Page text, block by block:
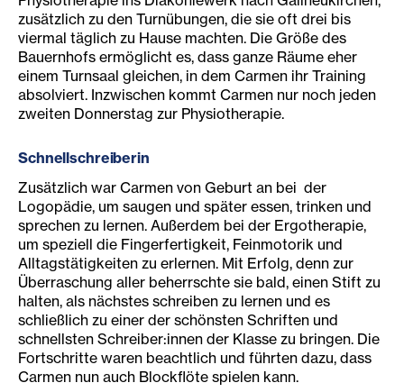
zusätzlich zu den Turnübungen, die sie oft drei bis
viermal täglich zu Hause machten. Die Größe des
Bauernhofs ermöglicht es, dass ganze Räume eher
einem Turnsaal gleichen, in dem Carmen ihr Training
absolviert. Inzwischen kommt Carmen nur noch jeden
zweiten Donnerstag zur Physiotherapie.
Schnellschreiberin
Zusätzlich war Carmen von Geburt an bei der
Logopädie, um saugen und später essen, trinken und
sprechen zu lernen. Außerdem bei der Ergotherapie,
um speziell die Fingerfertigkeit, Feinmotorik und
Alltagstätigkeiten zu erlernen. Mit Erfolg, denn zur
Überraschung aller beherrschte sie bald, einen Stift zu
halten, als nächstes schreiben zu lernen und es
schließlich zu einer der schönsten Schriften und
schnellsten Schreiber:innen der Klasse zu bringen. Die
Fortschritte waren beachtlich und führten dazu, dass
Carmen nun auch Blockflöte spielen kann.